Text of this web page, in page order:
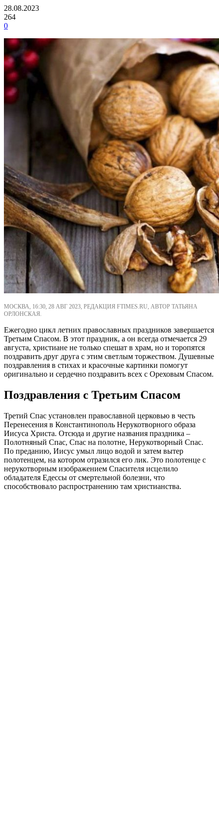
28.08.2023
264
0
МОСКВА, 16:30, 28 АВГ 2023, РЕДАКЦИЯ FTIMES.RU, АВТОР ТАТЬЯНА
ОРЛОНСКАЯ.
Ежегодно цикл летних православных праздников завершается
Третьим Спасом. В этот праздник, а он всегда отмечается 29
августа, христиане не только спешат в храм, но и торопятся
поздравить друг друга с этим светлым торжеством. Душевные
поздравления в стихах и красочные картинки помогут
оригинально и сердечно поздравить всех с Ореховым Спасом.
Поздравления с Третьим Спасом
Третий Спас установлен православной церковью в честь
Перенесения в Константинополь Нерукотворного образа
Иисуса Христа. Отсюда и другие названия праздника –
Полотняный Спас, Спас на полотне, Нерукотворный Спас.
По преданию, Иисус умыл лицо водой и затем вытер
полотенцем, на котором отразился его лик. Это полотенце с
нерукотворным изображением Спасителя исцелило
обладателя Едессы от смертельной болезни, что
способствовало распространению там христианства.